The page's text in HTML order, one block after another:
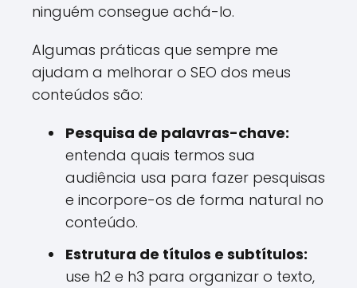
ninguém consegue achá-lo.
Algumas práticas que sempre me
ajudam a melhorar o SEO dos meus
conteúdos são:
Pesquisa de palavras-chave:
entenda quais termos sua
audiência usa para fazer pesquisas
e incorpore-os de forma natural no
conteúdo.
Estrutura de títulos e subtítulos:
use h2 e h3 para organizar o texto,